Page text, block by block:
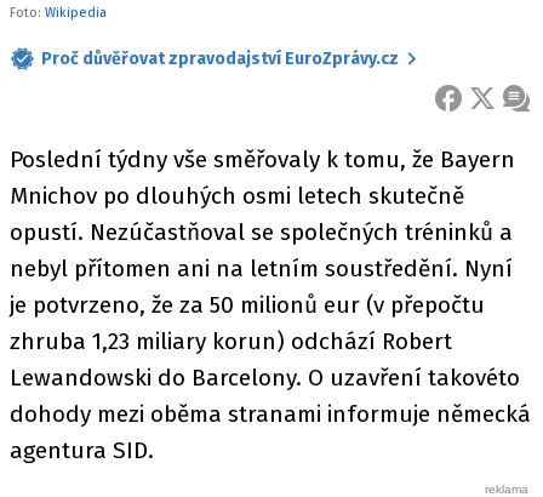
Foto: Wikipedia
Proč důvěřovat zpravodajství EuroZprávy.cz
FACEBOOK
X
Poslední týdny vše směřovaly k tomu, že Bayern
Mnichov po dlouhých osmi letech skutečně
opustí. Nezúčastňoval se společných tréninků a
nebyl přítomen ani na letním soustředění. Nyní
je potvrzeno, že za 50 milionů eur (v přepočtu
zhruba 1,23 miliary korun) odchází Robert
Lewandowski do Barcelony. O uzavření takovéto
dohody mezi oběma stranami informuje německá
agentura SID.